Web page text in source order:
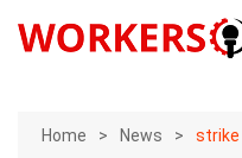
Home News strike